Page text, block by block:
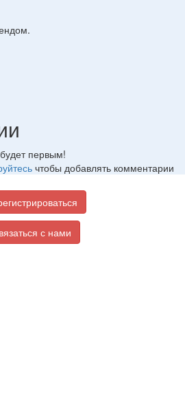
первым!
чтобы добавлять комментарии
с нами